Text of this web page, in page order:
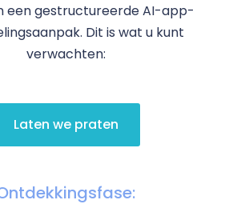
een gestructureerde AI-app-
Dit is wat u kunt
verwachten:
Laten we praten